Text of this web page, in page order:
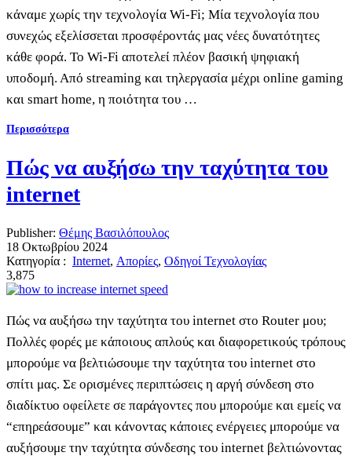
κάναμε χωρίς την τεχνολογία Wi-Fi; Μία τεχνολογία που
συνεχώς εξελίσσεται προσφέροντάς μας νέες δυνατότητες
κάθε φορά. Το Wi-Fi αποτελεί πλέον βασική ψηφιακή
υποδομή. Από streaming και τηλεργασία μέχρι online gaming
και smart home, η ποιότητα του …
Περισσότερα
Πώς να αυξήσω την ταχύτητα του
internet
Publisher: Θέμης Βασιλόπουλος
18 Οκτωβρίου 2024
Κατηγορία : Internet, Απορίες, Οδηγοί Τεχνολογίας
3,875
Πώς να αυξήσω την ταχύτητα του internet στο Router μου;
Πολλές φορές με κάποιους απλούς και διαφορετικούς τρόπους
μπορούμε να βελτιώσουμε την ταχύτητα του internet στο
σπίτι μας. Σε ορισμένες περιπτώσεις η αργή σύνδεση στο
διαδίκτυο οφείλετε σε παράγοντες που μπορούμε και εμείς να
“επηρεάσουμε” και κάνοντας κάποιες ενέργειες μπορούμε να
αυξήσουμε την ταχύτητα σύνδεσης του internet βελτιώνοντας